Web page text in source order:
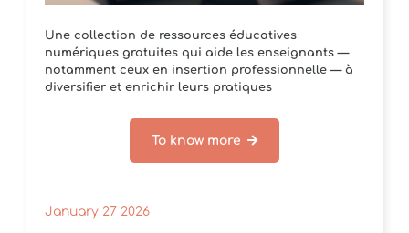
Une collection de ressources éducatives
numériques gratuites qui aide les enseignants —
notamment ceux en insertion professionnelle — à
diversifier et enrichir leurs pratiques
To know more
January 27 2026